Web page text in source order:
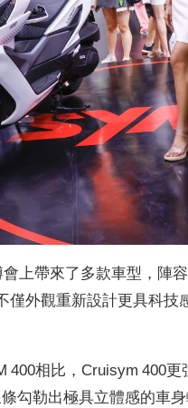
上帶來了多款車型，陣
僅外觀重新設計更具科
400相比，Cruisym 400
勾勒出極具立體感的車